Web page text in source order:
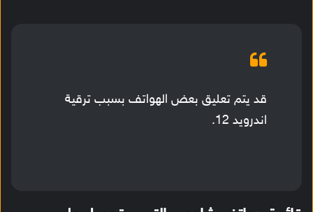
قد يتم تعليق بعض الهواتف بسبب ترقية
اندرويد 12.